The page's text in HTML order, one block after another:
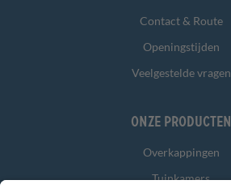
Contact & Route
Openingstijden
Veelgestelde vragen
Onze producten
Overkappingen
Tuinkamers